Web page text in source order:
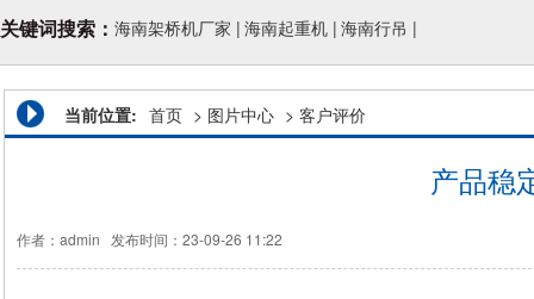
关键词搜索： 海南架桥机厂家 | 海南起重机 | 海南行吊 |
当前位置: 首页 > 图片中心 > 客户评价
产品稳
作者：admin 发布时间：23-09-26 11:22